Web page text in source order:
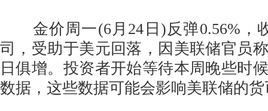
金价周一(6月24日)反弹0.56%，
司，受助于美元回落，因美联储官员
日俱增。投资者开始等待本周晚些时
数据，这些数据可能会影响美联储的